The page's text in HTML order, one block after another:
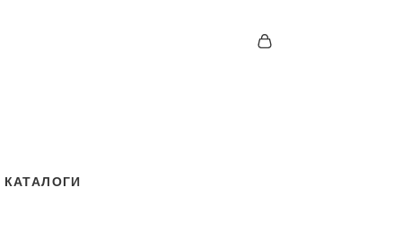
КАТАЛОГИ
КАТАЛОГИ